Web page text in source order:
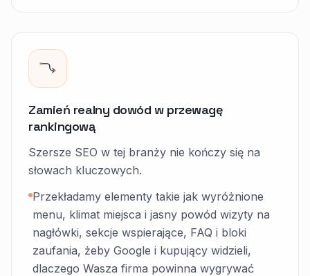
Zamień realny dowód w przewagę
rankingową
Szersze SEO w tej branży nie kończy się na
słowach kluczowych.
Przekładamy elementy takie jak wyróżnione
menu, klimat miejsca i jasny powód wizyty na
nagłówki, sekcje wspierające, FAQ i bloki
zaufania, żeby Google i kupujący widzieli,
dlaczego Wasza firma powinna wygrywać